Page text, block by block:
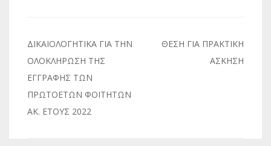
Πλοήγηση
άρθρων
ΔΙΚΑΙΟΛΟΓΗΤΙΚΑ ΓΙΑ ΤΗΝ
ΟΛΟΚΛΗΡΩΣΗ ΤΗΣ
ΕΓΓΡΑΦΗΣ ΤΩΝ
ΠΡΩΤΟΕΤΩΝ ΦΟΙΤΗΤΩΝ
ΑΚ. ΕΤΟΥΣ 2022
ΘΕΣΗ ΓΙΑ ΠΡΑΚΤΙΚΗ
ΑΣΚΗΣΗ